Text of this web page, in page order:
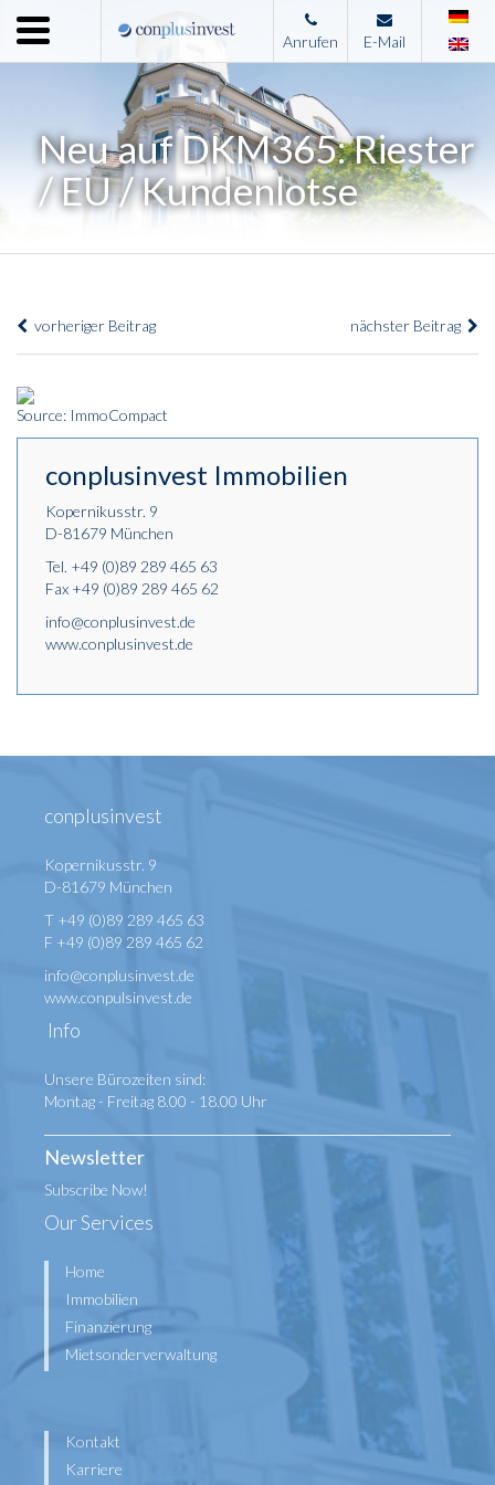
Menu
Home
Leistungen
Immobilienangebote
Kontakt
Anrufen E-Mail
Neu auf DKM365: Riester
/ EU / Kundenlotse
vorheriger Beitrag nächster Beitrag
Source: ImmoCompact
conplusinvest Immobilien
Kopernikusstr. 9
D-81679 München
Tel. +49 (0)89 289 465 63
Fax +49 (0)89 289 465 62
info@conplusinvest.de
www.conplusinvest.de
conplusinvest
Kopernikusstr. 9
D-81679 München
T +49 (0)89 289 465 63
F +49 (0)89 289 465 62
info@conplusinvest.de
www.conpulsinvest.de
Info
Unsere Bürozeiten sind:
Montag - Freitag 8.00 - 18.00 Uhr
Newsletter
Subscribe Now!
Our Services
Home
Immobilien
Finanzierung
Mietsonderverwaltung
Kontakt
Karriere